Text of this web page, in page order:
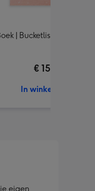
| Bucketlist voor
€ 15,99
In winkelmand
eigen